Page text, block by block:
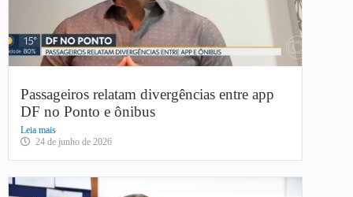
Passageiros relatam divergências entre app
DF no Ponto e ônibus
Leia mais
24 de junho de 2026